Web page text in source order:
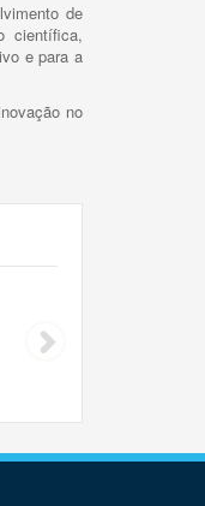
de
científica,
e para a
no